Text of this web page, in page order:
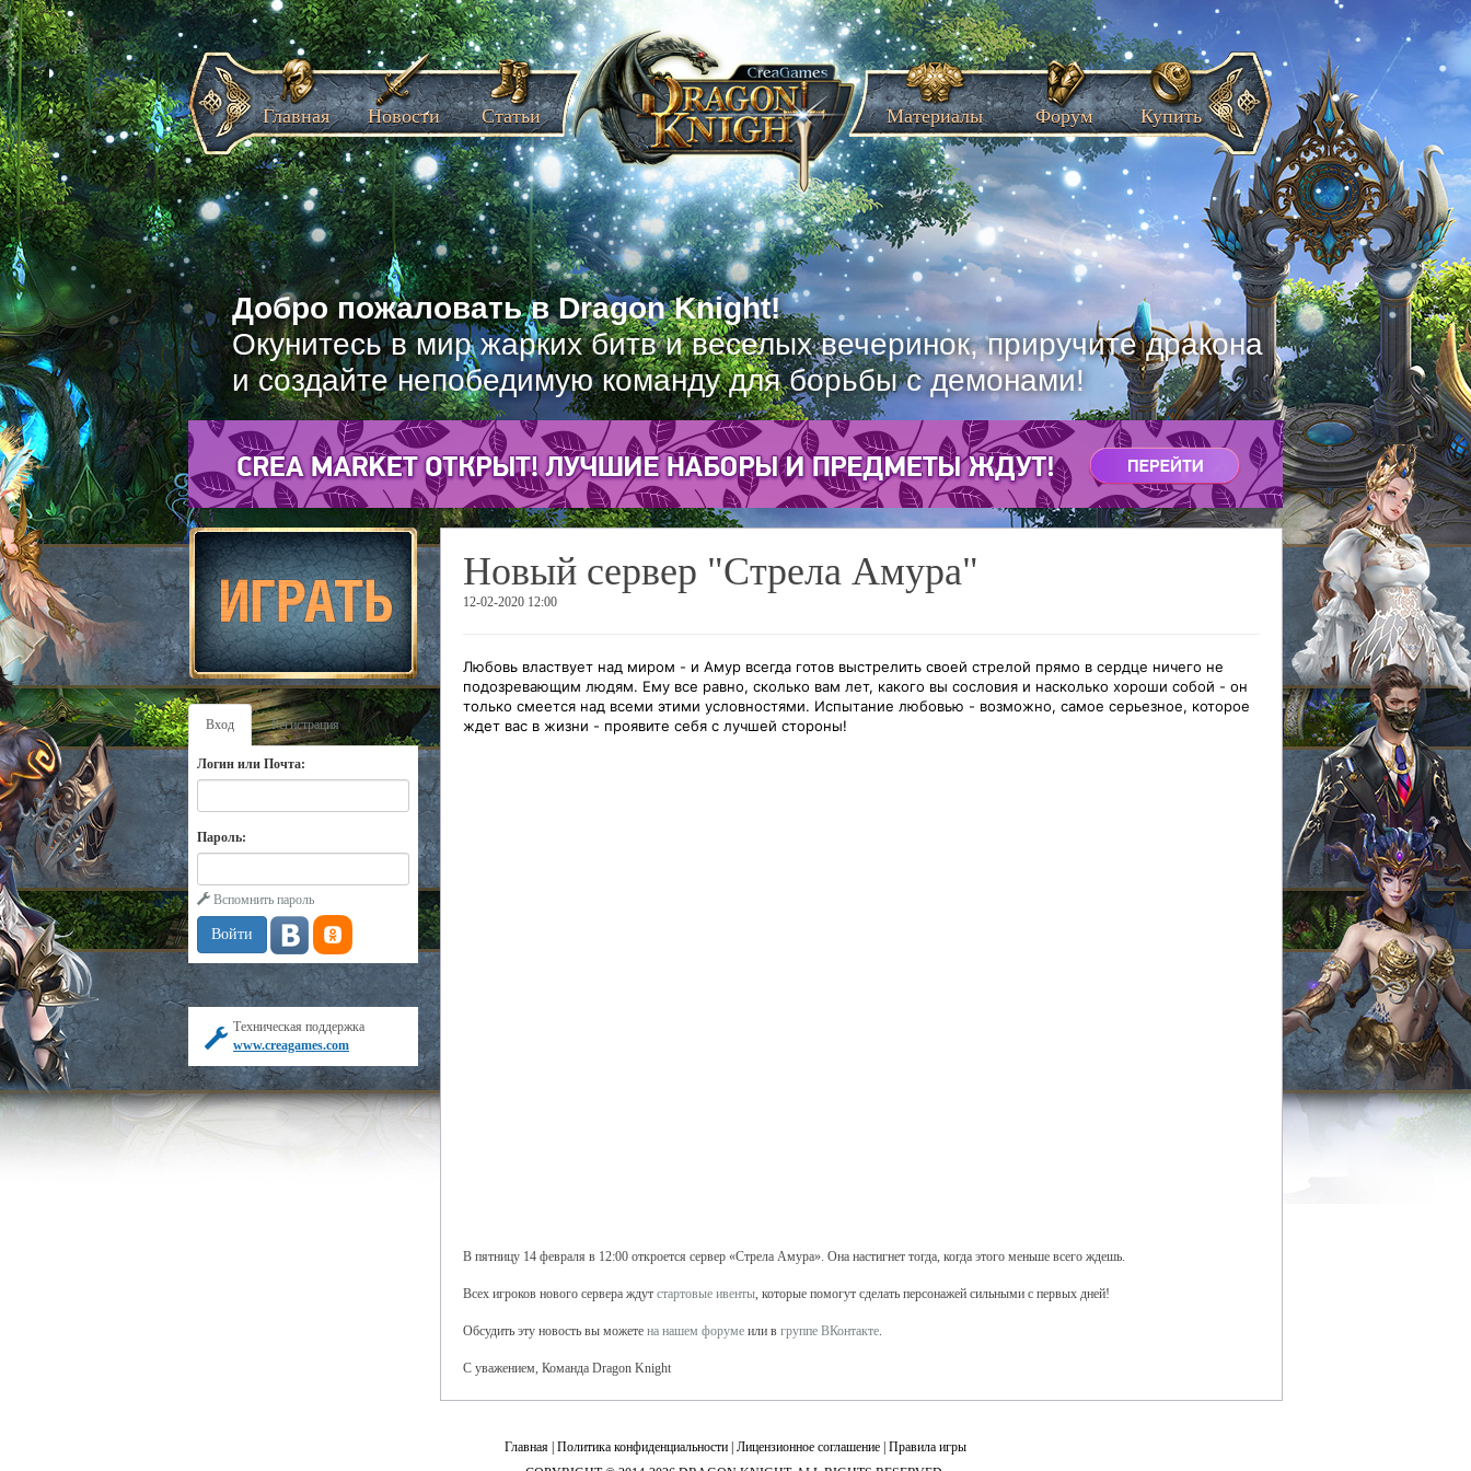
Добро пожаловать в Dragon Knight!
Окунитесь в мир жарких битв и веселых вечеринок, приручите дракона
и создайте непобедимую команду для борьбы с демонами!
Главная Новости Статьи Материалы Форум Купить
Вход Регистрация
Логин или Почта:
Пароль:
Вспомнить пароль
Техническая поддержка
www.creagames.com
Новый сервер "Стрела Амура"
12-02-2020 12:00
Любовь властвует над миром - и Амур всегда готов выстрелить своей стрелой прямо в сердце ничего не
подозревающим людям. Ему все равно, сколько вам лет, какого вы сословия и насколько хороши собой - он
только смеется над всеми этими условностями. Испытание любовью - возможно, самое серьезное, которое
ждет вас в жизни - проявите себя с лучшей стороны!
В пятницу 14 февраля в 12:00 откроется сервер «Стрела Амура». Она настигнет тогда, когда этого меньше всего ждешь.
Всех игроков нового сервера ждут стартовые ивенты, которые помогут сделать персонажей сильными с первых дней!
Обсудить эту новость вы можете на нашем форуме или в группе ВКонтакте.
С уважением, Команда Dragon Knight
Главная Политика конфиденциальности Лицензионное соглашение Правила игры